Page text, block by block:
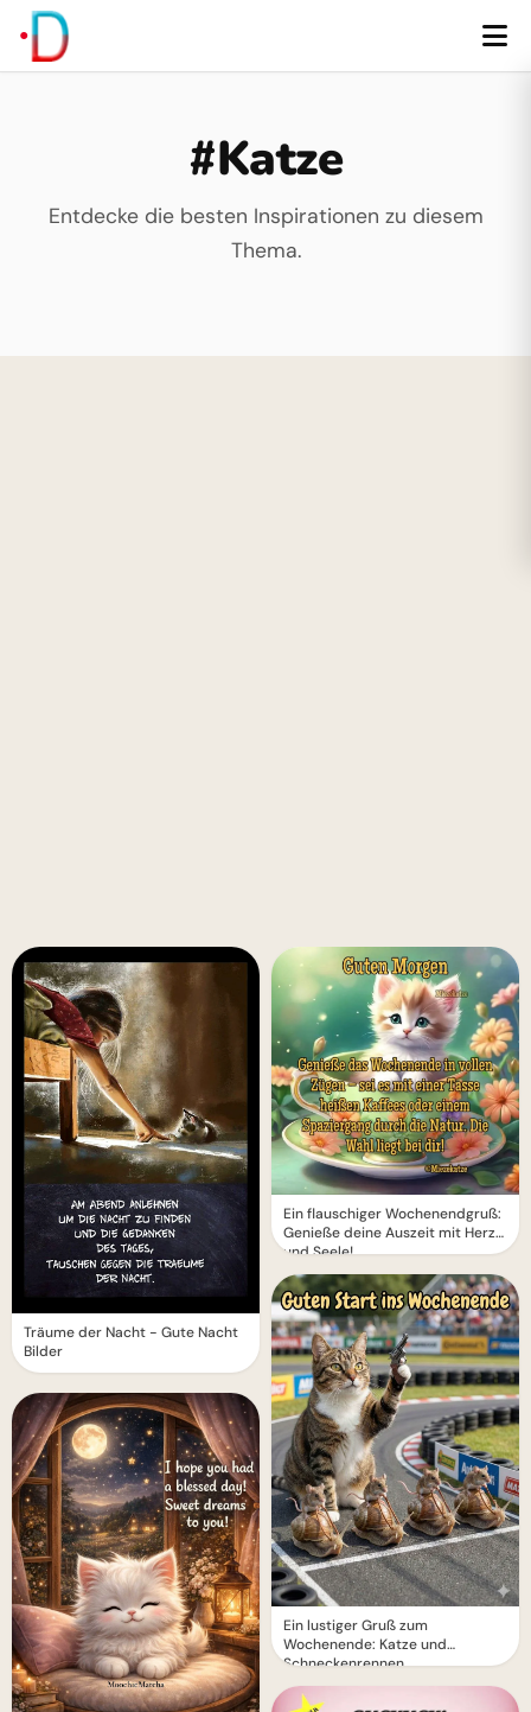
#Katze
Entdecke die besten Inspirationen zu diesem
Thema.
Träume der Nacht - Gute Nacht
Bilder
Ein flauschiger Wochenendgruß:
Genieße deine Auszeit mit Herz
und Seele!
Ein lustiger Gruß zum
Wochenende: Katze und
Schneckenrennen